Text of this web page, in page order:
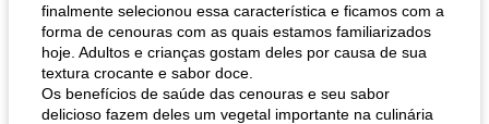
finalmente selecionou essa característica e ficamos com a
forma de cenouras com as quais estamos familiarizados
hoje. Adultos e crianças gostam deles por causa de sua
textura crocante e sabor doce.
Os benefícios de saúde das cenouras e seu sabor
delicioso fazem deles um vegetal importante na culinária